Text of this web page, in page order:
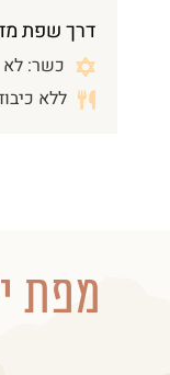
דרך שפת
כשר: לא
ללא
מפת